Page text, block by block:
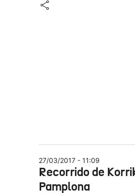
27/03/2017 - 11:09
Recorrido de
Pamplona